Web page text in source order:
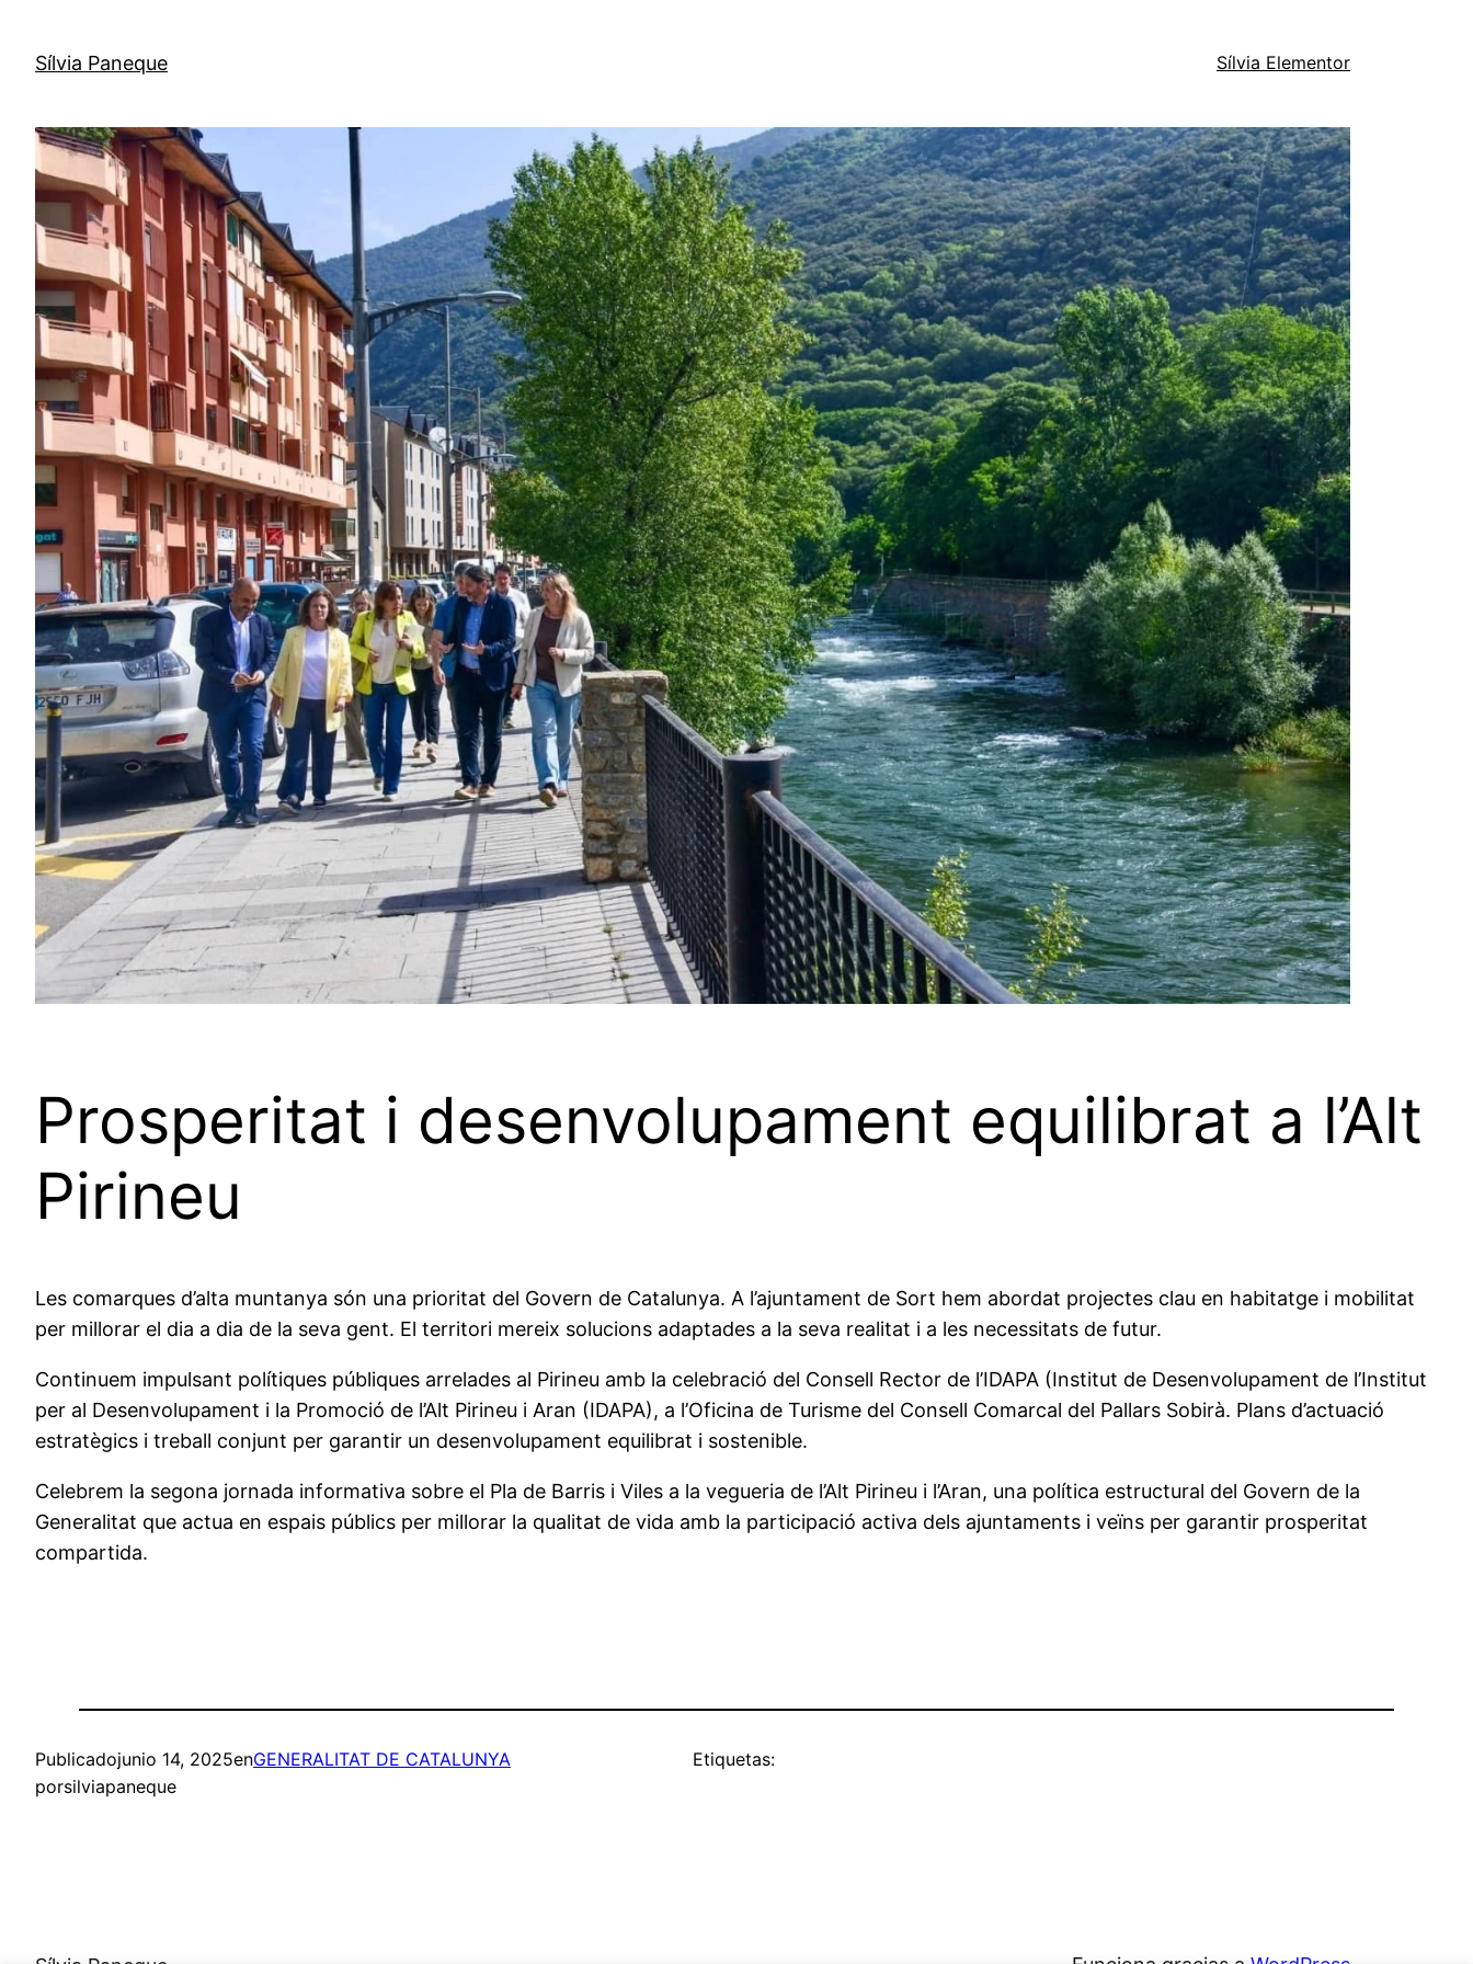
Sílvia Paneque Sílvia Elementor
Prosperitat i desenvolupament equilibrat a l’Alt
Pirineu
Les comarques d’alta muntanya són una prioritat del Govern de Catalunya. A l’ajuntament de Sort hem abordat projectes clau en habitatge i mobilitat
per millorar el dia a dia de la seva gent. El territori mereix solucions adaptades a la seva realitat i a les necessitats de futur.
Continuem impulsant polítiques públiques arrelades al Pirineu amb la celebració del Consell Rector de l’IDAPA (Institut de Desenvolupament de l’Institut
per al Desenvolupament i la Promoció de l’Alt Pirineu i Aran (IDAPA), a l’Oficina de Turisme del Consell Comarcal del Pallars Sobirà. Plans d’actuació
estratègics i treball conjunt per garantir un desenvolupament equilibrat i sostenible.
Celebrem la segona jornada informativa sobre el Pla de Barris i Viles a la vegueria de l’Alt Pirineu i l’Aran, una política estructural del Govern de la
Generalitat que actua en espais públics per millorar la qualitat de vida amb la participació activa dels ajuntaments i veïns per garantir prosperitat
compartida.
Publicadojunio 14, 2025enGENERALITAT DE CATALUNYA
porsilviapaneque
Etiquetas: